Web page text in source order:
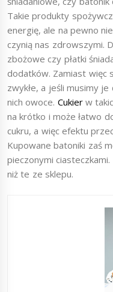
Takie produkty
energię, ale na pewno
czynią nas zdrowszymi.
zbożowe czy płatki
dodatków. Zamiast więc
zwykłe, a jeśli musimy
nich owoce. Cukierw
na krótko i może łatwo
cukru, a więc efektu
Kupowane batoniki zaś
pieczonymi
niż te ze sklepu.